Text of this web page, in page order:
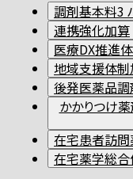
調剤基本料3
連携強化加算
医療DX推進
地域支援体
後発医薬品
かかりつけ
在宅患者訪
在宅薬学総